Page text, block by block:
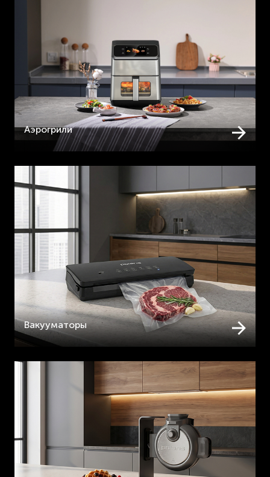
Аэрогрили
Вакууматоры